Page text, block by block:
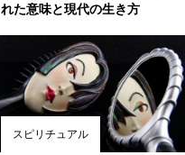
れた意味と現代の生き方
スピリチュアル